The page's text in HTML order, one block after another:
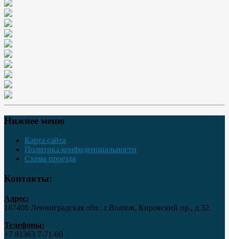
Нижнее меню
Карта сайта
Политика конфиденциальности
Схема проезда
Контакты:
Адрес:
187406 Ленинградская обл., г.Волхов, Кировский пр., д.32.
Телефоны:
+7 81363 7‑71-60